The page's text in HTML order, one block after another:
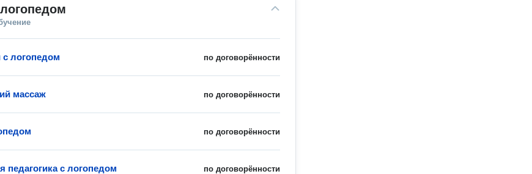
по договорённости
с логопедом
по договорённости
массаж
по договорённости
по договорённости
педагогика с логопедом